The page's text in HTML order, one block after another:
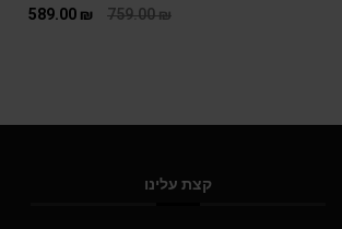
759.00₪
589.00 ₪
קצת עלינו